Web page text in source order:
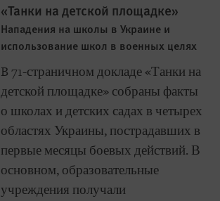
«Танки на детской площадке»
Нападения на школы в Украине и
использование школ в военных целях
B 71-страничном докладе «Танки на
детской площадке» собраны факты
о школах и детских садах в четырех
областях Украины, пострадавших в
первые месяцы боевых действий. В
основном, образовательные
учреждения получали